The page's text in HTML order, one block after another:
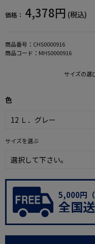
価格： 4,378円 (税込)
商品番号： CHS0000916
商品コード： MHS0000916
サイズの選
色
サイズを選ぶ
5,000円
全国